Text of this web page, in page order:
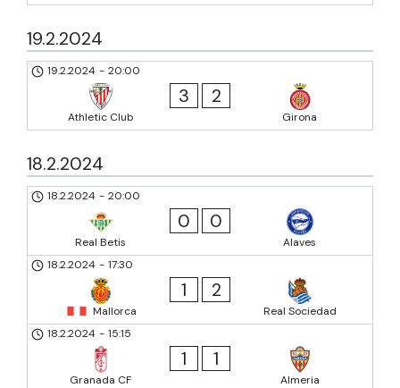
19.2.2024
19.2.2024 - 20:00
Athletic Club
3 2
Girona
18.2.2024
18.2.2024 - 20:00
Real Betis
0 0
Alaves
18.2.2024 - 17:30
Mallorca
1 2
Real Sociedad
18.2.2024 - 15:15
Granada CF
1 1
Almeria